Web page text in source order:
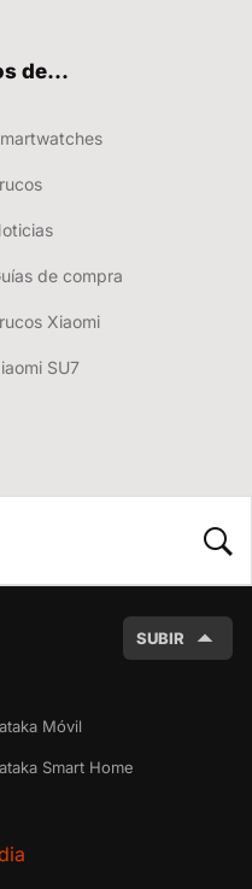
de...
de compra
Xiaomi
SU7
SUBIR
Móvil
Smart Home